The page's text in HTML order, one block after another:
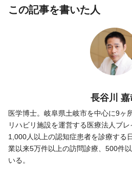
この記事を書いた人
長谷川 嘉
医学博士。岐阜県土岐市を中心に9ヶ
リハビリ施設を運営する医療法人ブ
1,000人以上の認知症患者を診療する
業以来5万件以上の訪問診療、500件
いる。